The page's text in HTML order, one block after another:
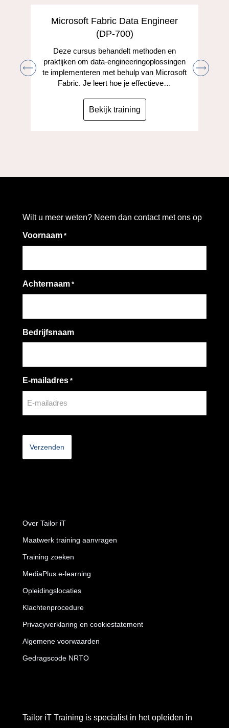
Microsoft Fabric Data Engineer
(DP-700)
Deze cursus behandelt methoden en
praktijken om data-engineeringoplossingen
te implementeren met behulp van Microsoft
Fabric. Je leert hoe je effectieve…
Bekijk training
Tailor iT Training is specialist in het opleiden in
Over Tailor iT
Maatwerk training aanvragen
Training zoeken
MediaPlus e-learning
Opleidingslocaties
Klachtenprocedure
Privacyverklaring en cookiestatement
Algemene voorwaarden
Gedragscode NRTO
Wilt u meer weten? Neem dan contact met ons op
Voornaam *
Achternaam *
Bedrijfsnaam
E-mailadres *